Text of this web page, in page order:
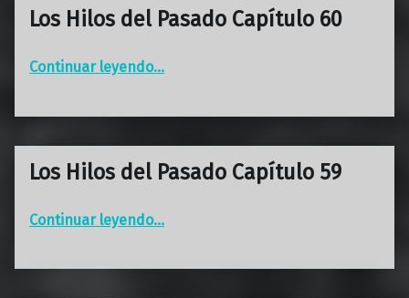
Los Hilos del Pasado Capítulo 60
Continuar leyendo…
Los Hilos del Pasado Capítulo 59
Continuar leyendo…